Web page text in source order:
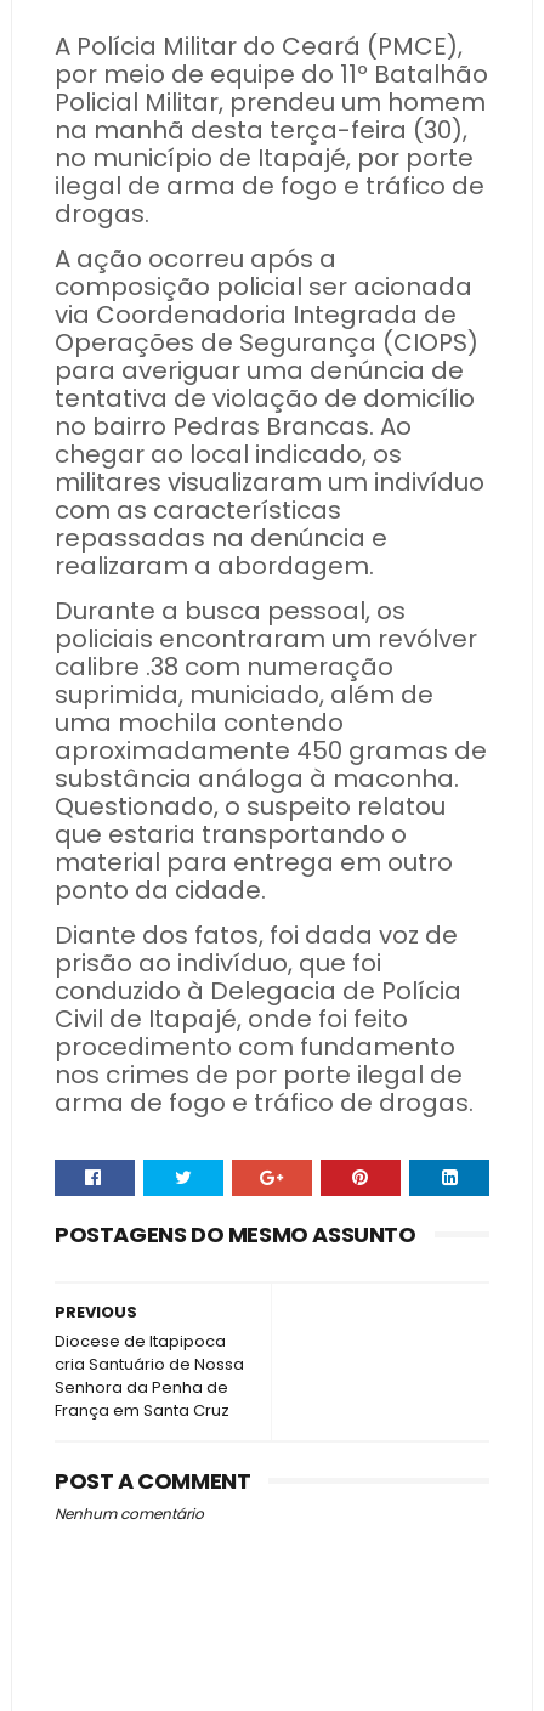
A Polícia Militar do Ceará (PMCE),
por meio de equipe do 11º Batalhão
Policial Militar, prendeu um homem
na manhã desta terça-feira (30),
no município de Itapajé, por porte
ilegal de arma de fogo e tráfico de
drogas.
A ação ocorreu após a
composição policial ser acionada
via Coordenadoria Integrada de
Operações de Segurança (CIOPS)
para averiguar uma denúncia de
tentativa de violação de domicílio
no bairro Pedras Brancas. Ao
chegar ao local indicado, os
militares visualizaram um indivíduo
com as características
repassadas na denúncia e
realizaram a abordagem.
Durante a busca pessoal, os
policiais encontraram um revólver
calibre .38 com numeração
suprimida, municiado, além de
uma mochila contendo
aproximadamente 450 gramas de
substância análoga à maconha.
Questionado, o suspeito relatou
que estaria transportando o
material para entrega em outro
ponto da cidade.
Diante dos fatos, foi dada voz de
prisão ao indivíduo, que foi
conduzido à Delegacia de Polícia
Civil de Itapajé, onde foi feito
procedimento com fundamento
nos crimes de por porte ilegal de
arma de fogo e tráfico de drogas.
POSTAGENS DO MESMO ASSUNTO
PREVIOUS
Diocese de Itapipoca
cria Santuário de Nossa
Senhora da Penha de
França em Santa Cruz
POST A COMMENT
Nenhum comentário